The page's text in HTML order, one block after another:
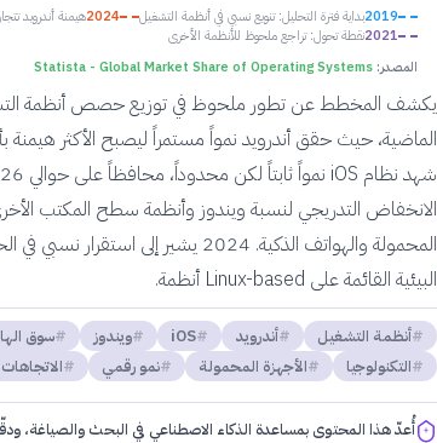
2019بداية فترة التحليل: تنويع نسبي في أنظمة التشغيل 2024هيمنة أندرويد تتجاوز 71% من السوق
2021نقطة تحول: تراجع ملحوظ للأنظمة الأخرى
المصدر: Statista - Global Market Share of Operating Systems
يكشف المخطط عن تطور ملحوظ في توزيع حصص أنظمة
الانخفاض التدريجي لنسبة ويندوز وأنظمة سطح المكتب
المحمولة والهواتف الذكية. 2024 يشير
البيئية القائمة على Linux-based أنظمة.
أنظمة التشغيل أندرويد iOS ويندوز سوق
التكنولوجيا
الأجهزة المحمولة نمو رقمي الاتجاهات
أُعدّ هذا المحتوى بمساعدة الذكاء الاصطناعي في البحث والصياغة،